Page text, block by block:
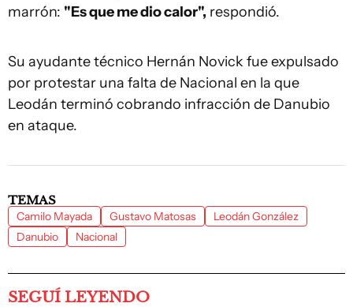
marrón: "Es que me dio calor", respondió.
Su ayudante técnico Hernán Novick fue expulsado
por protestar una falta de Nacional en la que
Leodán terminó cobrando infracción de Danubio
en ataque.
TEMAS
Camilo Mayada Gustavo Matosas
Leodán González
Danubio
Nacional
SEGUÍ LEYENDO